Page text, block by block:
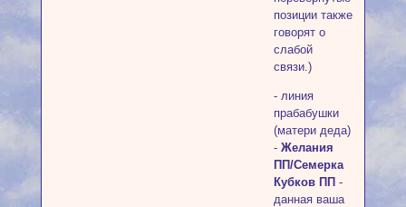
позиции также
говорят о
слабой
связи.)
- линия
прабабушки
(матери деда)
- Желания
ПП/Семерка
Кубков ПП -
данная ваша